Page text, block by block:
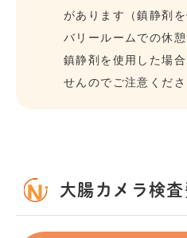
があります（鎮静剤
バリールームでの休
鎮静剤を使用した場
せんのでご注意くださ
大腸カメラ検